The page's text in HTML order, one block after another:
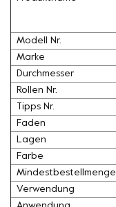
Modell Nr.
Marke
Durchmesser
Rollen Nr.
Tipps Nr.
Faden
Lagen
Farbe
Mindestbestellmenge
Verwendung